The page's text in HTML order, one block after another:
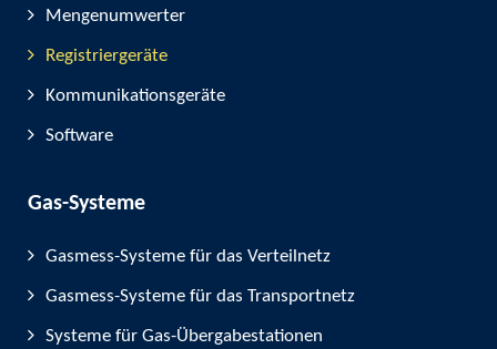
Mengenumwerter
Registriergeräte
Kommunikationsgeräte
Software
Gas-Systeme
Gasmess-Systeme für das Verteilnetz
Gasmess-Systeme für das Transportnetz
Systeme für Gas-Übergabestationen